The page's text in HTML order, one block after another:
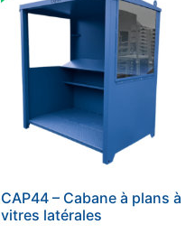
CAP44 – Cabane à plans à
vitres latérales